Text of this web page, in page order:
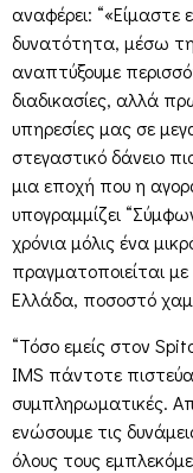
αναφέρει: “«Είμαστε
δυνατότητα, μέσω
αναπτύξουμε
διαδικασίες, αλλά
υπηρεσίες μας σε
στεγαστικό δάνειο
μια εποχή που η
υπογραμμίζει
χρόνια μόλις ένα
πραγματοποιείται
Ελλάδα, ποσοστό
“Τόσο εμείς στον
IMS πάντοτε
συμπληρωματικές.
ενώσουμε τις
όλους τους